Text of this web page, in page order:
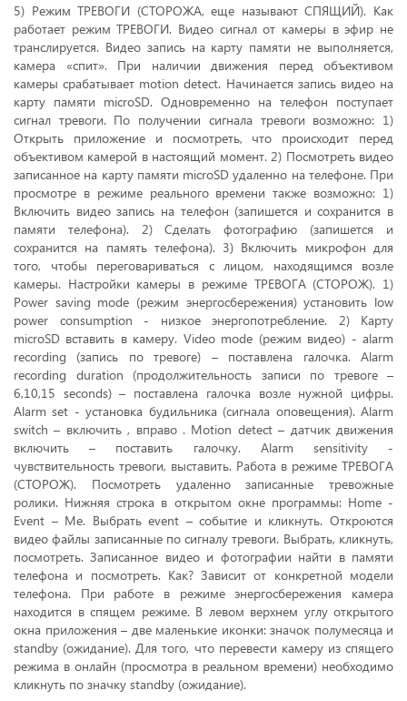
5) Режим ТРЕВОГИ (СТОРОЖА, еще называют СПЯЩИЙ). Как
работает режим ТРЕВОГИ. Видео сигнал от камеры в эфир не
транслируется. Видео запись на карту памяти не выполняется,
камера «спит». При наличии движения перед объективом
камеры срабатывает motion detect. Начинается запись видео на
карту памяти microSD. Одновременно на телефон поступает
сигнал тревоги. По получении сигнала тревоги возможно: 1)
Открыть приложение и посмотреть, что происходит перед
объективом камерой в настоящий момент. 2) Посмотреть видео
записанное на карту памяти microSD удаленно на телефоне. При
просмотре в режиме реального времени также возможно: 1)
Включить видео запись на телефон (запишется и сохранится в
памяти телефона). 2) Сделать фотографию (запишется и
сохранится на память телефона). 3) Включить микрофон для
того, чтобы переговариваться с лицом, находящимся возле
камеры. Настройки камеры в режиме ТРЕВОГА (СТОРОЖ). 1)
Power saving mode (режим энергосбережения) установить low
power consumption - низкое энергопотребление. 2) Карту
microSD вставить в камеру. Video mode (режим видео) - alarm
recording (запись по тревоге) – поставлена галочка. Alarm
recording duration (продолжительность записи по тревоге –
6,10,15 seconds) – поставлена галочка возле нужной цифры.
Alarm set - установка будильника (сигнала оповещения). Alarm
switch – включить , вправо . Motion detect – датчик движения
включить – поставить галочку. Alarm sensitivity -
чувствительность тревоги, выставить. Работа в режиме ТРЕВОГА
(СТОРОЖ). Посмотреть удаленно записанные тревожные
ролики. Нижняя строка в открытом окне программы: Home -
Event – Me. Выбрать event – событие и кликнуть. Откроются
видео файлы записанные по сигналу тревоги. Выбрать, кликнуть,
посмотреть. Записанное видео и фотографии найти в памяти
телефона и посмотреть. Как? Зависит от конкретной модели
телефона. При работе в режиме энергосбережения камера
находится в спящем режиме. В левом верхнем углу открытого
окна приложения – две маленькие иконки: значок полумесяца и
standby (ожидание). Для того, что перевести камеру из спящего
режима в онлайн (просмотра в реальном времени) необходимо
кликнуть по значку standby (ожидание).